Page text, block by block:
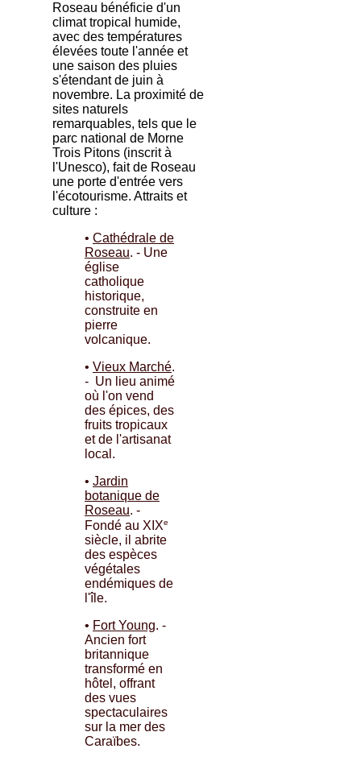
Roseau bénéficie d'un
climat tropical humide,
avec des températures
élevées toute l'année et
une saison des pluies
s'étendant de juin à
novembre. La proximité de
sites naturels
remarquables, tels que le
parc national de Morne
Trois Pitons (inscrit à
l'Unesco), fait de Roseau
une porte d'entrée vers
l'écotourisme. Attraits et
culture :
• Cathédrale de
Roseau. - Une
église
catholique
historique,
construite en
pierre
volcanique.
• Vieux Marché.
- Un lieu animé
où l'on vend
des épices, des
fruits tropicaux
et de l'artisanat
local.
• Jardin
botanique de
Roseau. -
Fondé au XIXe
siècle, il abrite
des espèces
végétales
endémiques de
l'île.
• Fort Young. -
Ancien fort
britannique
transformé en
hôtel, offrant
des vues
spectaculaires
sur la mer des
Caraïbes.